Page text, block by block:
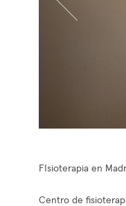
FIsioterapia en
Centro de